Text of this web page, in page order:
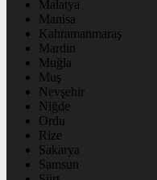
Malatya
Manisa
Kahramanmaraş
Mardin
Muğla
Muş
Nevşehir
Niğde
Ordu
Rize
Sakarya
Samsun